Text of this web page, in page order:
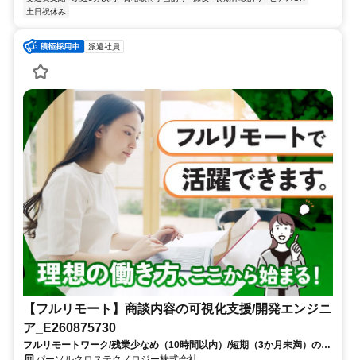
土日祝休み
派遣社員
【フルリモート】商談内容の可視化支援/開発エンジニ
ア_E260875730
フルリモートワーク/残業少なめ（10時間以内）/短期（3か月未満）のお